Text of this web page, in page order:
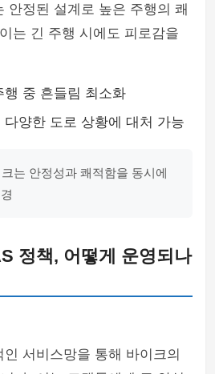
안정된 설계로 높은 주행의 쾌
는 긴 주행 시에도 피로감을
행 중 흔들림 최소화
양한 도로 상황에 대처 가능
는 안정성과 쾌적함을 동시에
정책, 어떻게 운영되나
서비스망을 통해 바이크의